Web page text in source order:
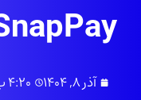
SnapPay
آذر 8, 1404 4:20 ب.ظ